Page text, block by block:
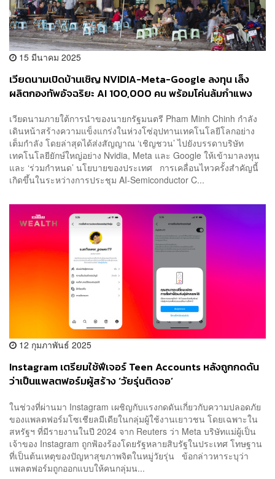
15 มีนาคม 2025
เวียดนามเปิดบ้านเชิญ NVIDIA-Meta-Google ลงทุน เล็ง
ผลิตกองทัพอัจฉริยะ AI 100,000 คน พร้อมโค่นล้มกำแพง
เวียดนามภายใต้การนำของนายกรัฐมนตรี Pham Minh Chinh กำลัง
เดินหน้าสร้างความแข็งแกร่งในห่วงโซ่อุปทานเทคโนโลยีโลกอย่าง
เต็มกำลัง โดยล่าสุดได้ส่งสัญญาณ ‘เชิญชวน’ ไปยังบรรดาบริษัท
เทคโนโลยียักษ์ใหญ่อย่าง Nvidia, Meta และ Google ให้เข้ามาลงทุน
และ ‘ร่วมกำหนด’ นโยบายของประเทศ การเคลื่อนไหวครั้งสำคัญนี้
เกิดขึ้นในระหว่างการประชุม AI-Semiconductor C...
12 กุมภาพันธ์ 2025
Instagram เตรียมใช้ฟีเจอร์ Teen Accounts หลังถูกกดดัน
ว่าเป็นแพลตฟอร์มผู้สร้าง ‘วัยรุ่นติดจอ’
ในช่วงที่ผ่านมา Instagram เผชิญกับแรงกดดันเกี่ยวกับความปลอดภัย
ของแพลตฟอร์มโซเชียลมีเดียในกลุ่มผู้ใช้งานเยาวชน โดยเฉพาะใน
สหรัฐฯ ที่มีรายงานในปี 2024 จาก Reuters ว่า Meta บริษัทแม่ผู้เป็น
เจ้าของ Instagram ถูกฟ้องร้องโดยรัฐหลายสิบรัฐในประเทศ โทษฐาน
ที่เป็นต้นเหตุของปัญหาสุขภาพจิตในหมู่วัยรุ่น ข้อกล่าวหาระบุว่า
แพลตฟอร์มถูกออกแบบให้คนกลุ่มน...